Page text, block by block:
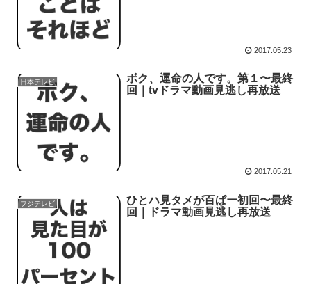
2017.05.23
日本テレビ
ボク、運命の人です。第１〜最終
回｜tvドラマ動画見逃し再放送
2017.05.21
フジテレビ
ひとハ見タメが百ぱー初回〜最終
回｜ドラマ動画見逃し再放送